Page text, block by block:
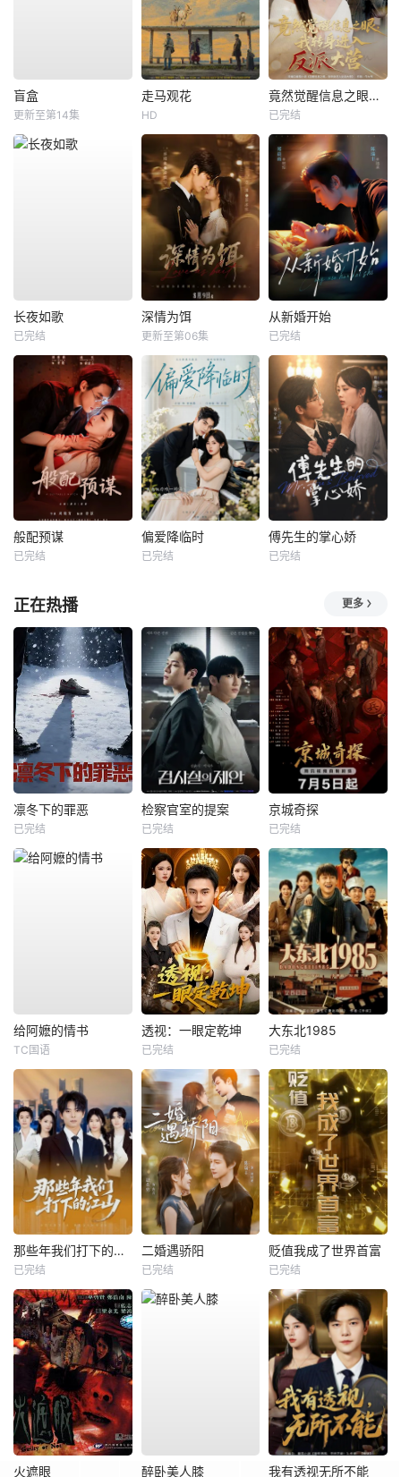
盲盒
更新至第14集
走马观花
HD
竟然觉醒信息之眼，我转身进入反派大营
已完结
长夜如歌
已完结
深情为饵
更新至第06集
从新婚开始
已完结
般配预谋
已完结
偏爱降临时
已完结
傅先生的掌心娇
已完结
正在热播 更多
凛冬下的罪恶
已完结
检察官室的提案
已完结
京城奇探
已完结
给阿嬷的情书
TC国语
透视：一眼定乾坤
已完结
大东北1985
已完结
那些年我们打下的江山
已完结
二婚遇骄阳
已完结
贬值我成了世界首富
已完结
火遮眼 醉卧美人膝 我有透视无所不能